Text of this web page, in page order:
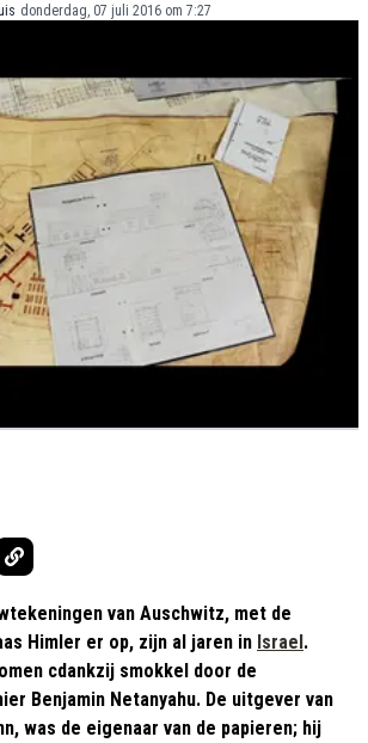
donderdag, 07 juli 2016 om 7:27
van Auschwitz, met de
Himler er op, zijn al jaren in Israel .
cdankzij smokkel door de
Benjamin Netanyahu. De uitgever van
was de eigenaar van de papieren; hij